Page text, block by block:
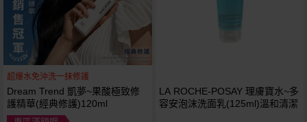
超爆水免沖洗一抹修護
Dream Trend 凱夢~果酸極致修
護精華(經典修護)120ml
LA ROCHE-POSAY 理膚寶水~多
容安泡沫洗面乳(125ml)溫和清潔